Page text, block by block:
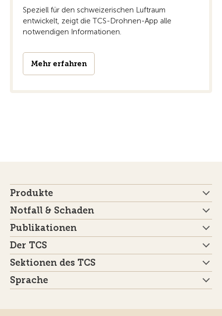
Speziell für den schweizerischen Luftraum
entwickelt, zeigt die TCS-Drohnen-App alle
notwendigen Informationen.
Mehr erfahren
Produkte
Notfall & Schaden
Publikationen
Der TCS
Sektionen des TCS
Sprache